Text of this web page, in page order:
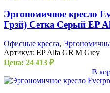
Эргономичное кресло
Грэй) Сетка Серый EP
Офисные кресла,
Артикул: EP Alfa GR M Grey
Цена: 24 413 ₽
В